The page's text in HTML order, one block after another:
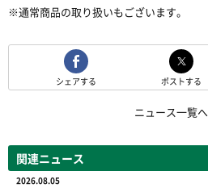
※通常商品の取り扱いもございます。
シェアする ポストする
ニュース一覧へ
関連ニュース
2026.08.05